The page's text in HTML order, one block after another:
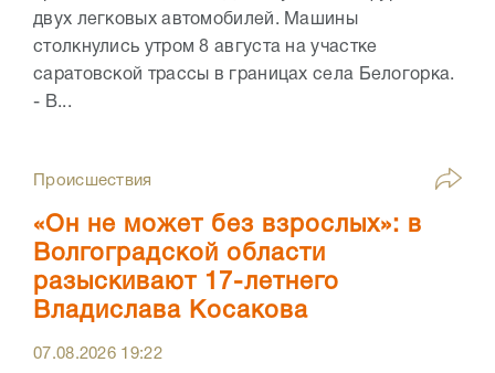
двух легковых автомобилей. Машины
столкнулись утром 8 августа на участке
саратовской трассы в границах села Белогорка.
- В...
Происшествия
«Он не может без взрослых»: в
Волгоградской области
разыскивают 17-летнего
Владислава Косакова
07.08.2026 19:22